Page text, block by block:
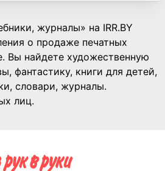
журналы» на IRR.BY
о продаже печатных
Вы найдете художественную
фантастику, книги для детей,
словари, журналы.
лиц.